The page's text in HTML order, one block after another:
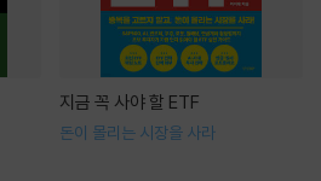
지금 꼭 사야 할 ETF
돈이 몰리는 시장을 사라